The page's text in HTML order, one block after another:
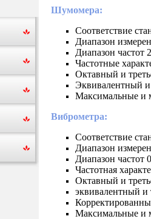
Шумомера:
Соответствие
Диапазон
Диапазон частот
Частотные
Октавный и
Эквивалентный и
Максимальные и
Виброметра:
Соответствие
Диапазон
Диапазон частот
Частотная
Октавный и
эквивалентный и
Максимальные и